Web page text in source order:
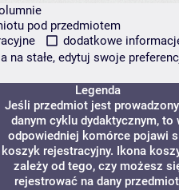
pod przedmiotem
dodatkowe
na stałe, edytuj swoje
Legenda
Jeśli przedmiot jest
danym cyklu dydaktycznym, to
odpowiedniej komórce pojawi
koszyk rejestracyjny. Ikona
zależy od tego, czy możesz
rejestrować na dany